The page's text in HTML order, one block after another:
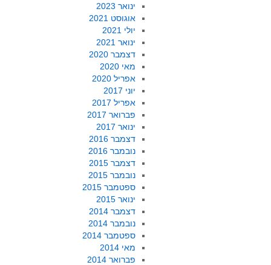
ינואר 2023
אוגוסט 2021
יולי 2021
ינואר 2021
דצמבר 2020
מאי 2020
אפריל 2020
יוני 2017
אפריל 2017
פברואר 2017
ינואר 2017
דצמבר 2016
נובמבר 2016
דצמבר 2015
נובמבר 2015
ספטמבר 2015
ינואר 2015
דצמבר 2014
נובמבר 2014
ספטמבר 2014
מאי 2014
פברואר 2014